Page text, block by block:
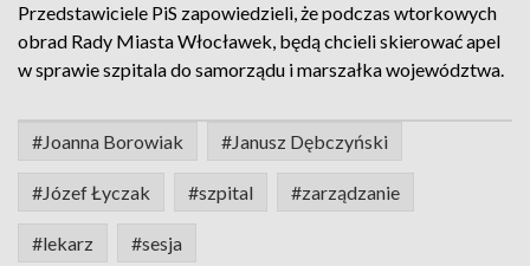
Przedstawiciele PiS zapowiedzieli, że podczas wtorkowych
obrad Rady Miasta Włocławek, będą chcieli skierować apel
w sprawie szpitala do samorządu i marszałka województwa.
#Joanna Borowiak #Janusz Dębczyński
#Józef Łyczak #szpital #zarządzanie
#lekarz #sesja